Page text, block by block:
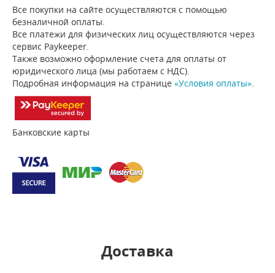
Все покупки на сайте осуществляются с помощью
безналичной оплаты.
Все платежи для физических лиц осуществляются через
сервис Paykeeper.
Также возможно оформление счета для оплаты от
юридического лица (мы работаем с НДС).
Подробная информация на странице «Условия оплаты».
Банковские карты
Доставка